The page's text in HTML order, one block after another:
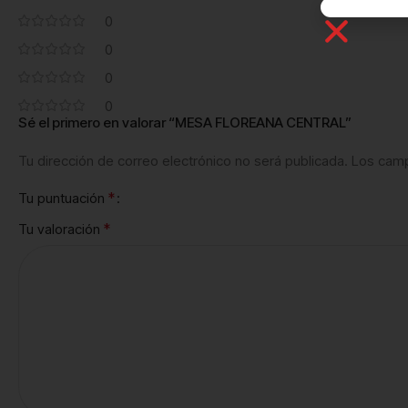
0
0
0
0
Sé el primero en valorar “MESA FLOREANA CENTRAL”
Tu dirección de correo electrónico no será publicada. Los
Tu puntuación *
Tu valoración *